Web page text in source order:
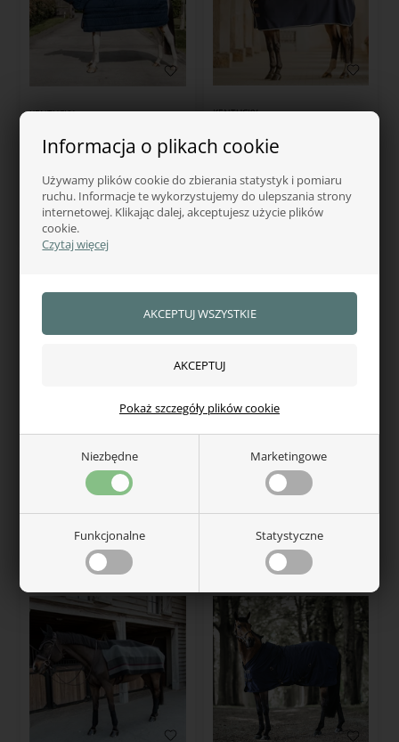
Informacja o plikach cookie
Używamy plików cookie do zbierania statystyk i pomiaru
ruchu. Informacje te wykorzystujemy do ulepszania strony
internetowej. Klikając dalej, akceptujesz użycie plików
cookie.
Czytaj więcej
Niezbędne Marketingowe
Funkcjonalne Statystyczne
Pokaż szczegóły plików cookie
KENTUCKY
Kentucky Derki dla konia
Skin-Friendly z szyją
663,00zł
W magazynie — wysyłka od ręki
KENTUCKY
Kentucky Fleece show rug
Vegan Wool
628,00zł
914,00
Kentucky Heavy derka
polarowa Square 140 x 120
zł
W magazynie — wysyłka od ręki
Kentucky heavy fleece
luźny kołnierz
495,00zł
W magazynie — wysyłka od ręki